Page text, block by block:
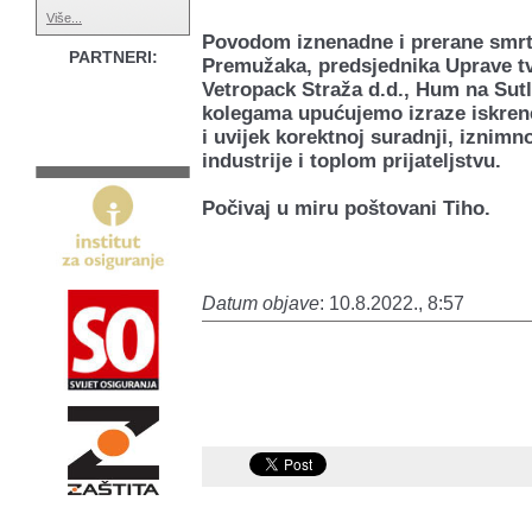
Povodom iznenadne i prerane
Premužaka, predsjednika Uprave
Vetropack Straža d.d., Hum na
kolegama upućujemo izraze
i uvijek korektnoj suradnji,
industrije i toplom prijateljstvu.
Počivaj u miru poštovani Tiho.
Datum objave: 10.8.2022., 8:57
Više...
PARTNERI: